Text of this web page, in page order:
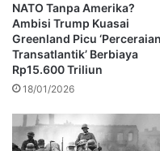
NATO Tanpa Amerika?
Ambisi Trump Kuasai
Greenland Picu ‘Perceraian
Transatlantik’ Berbiaya
Rp15.600 Triliun
18/01/2026